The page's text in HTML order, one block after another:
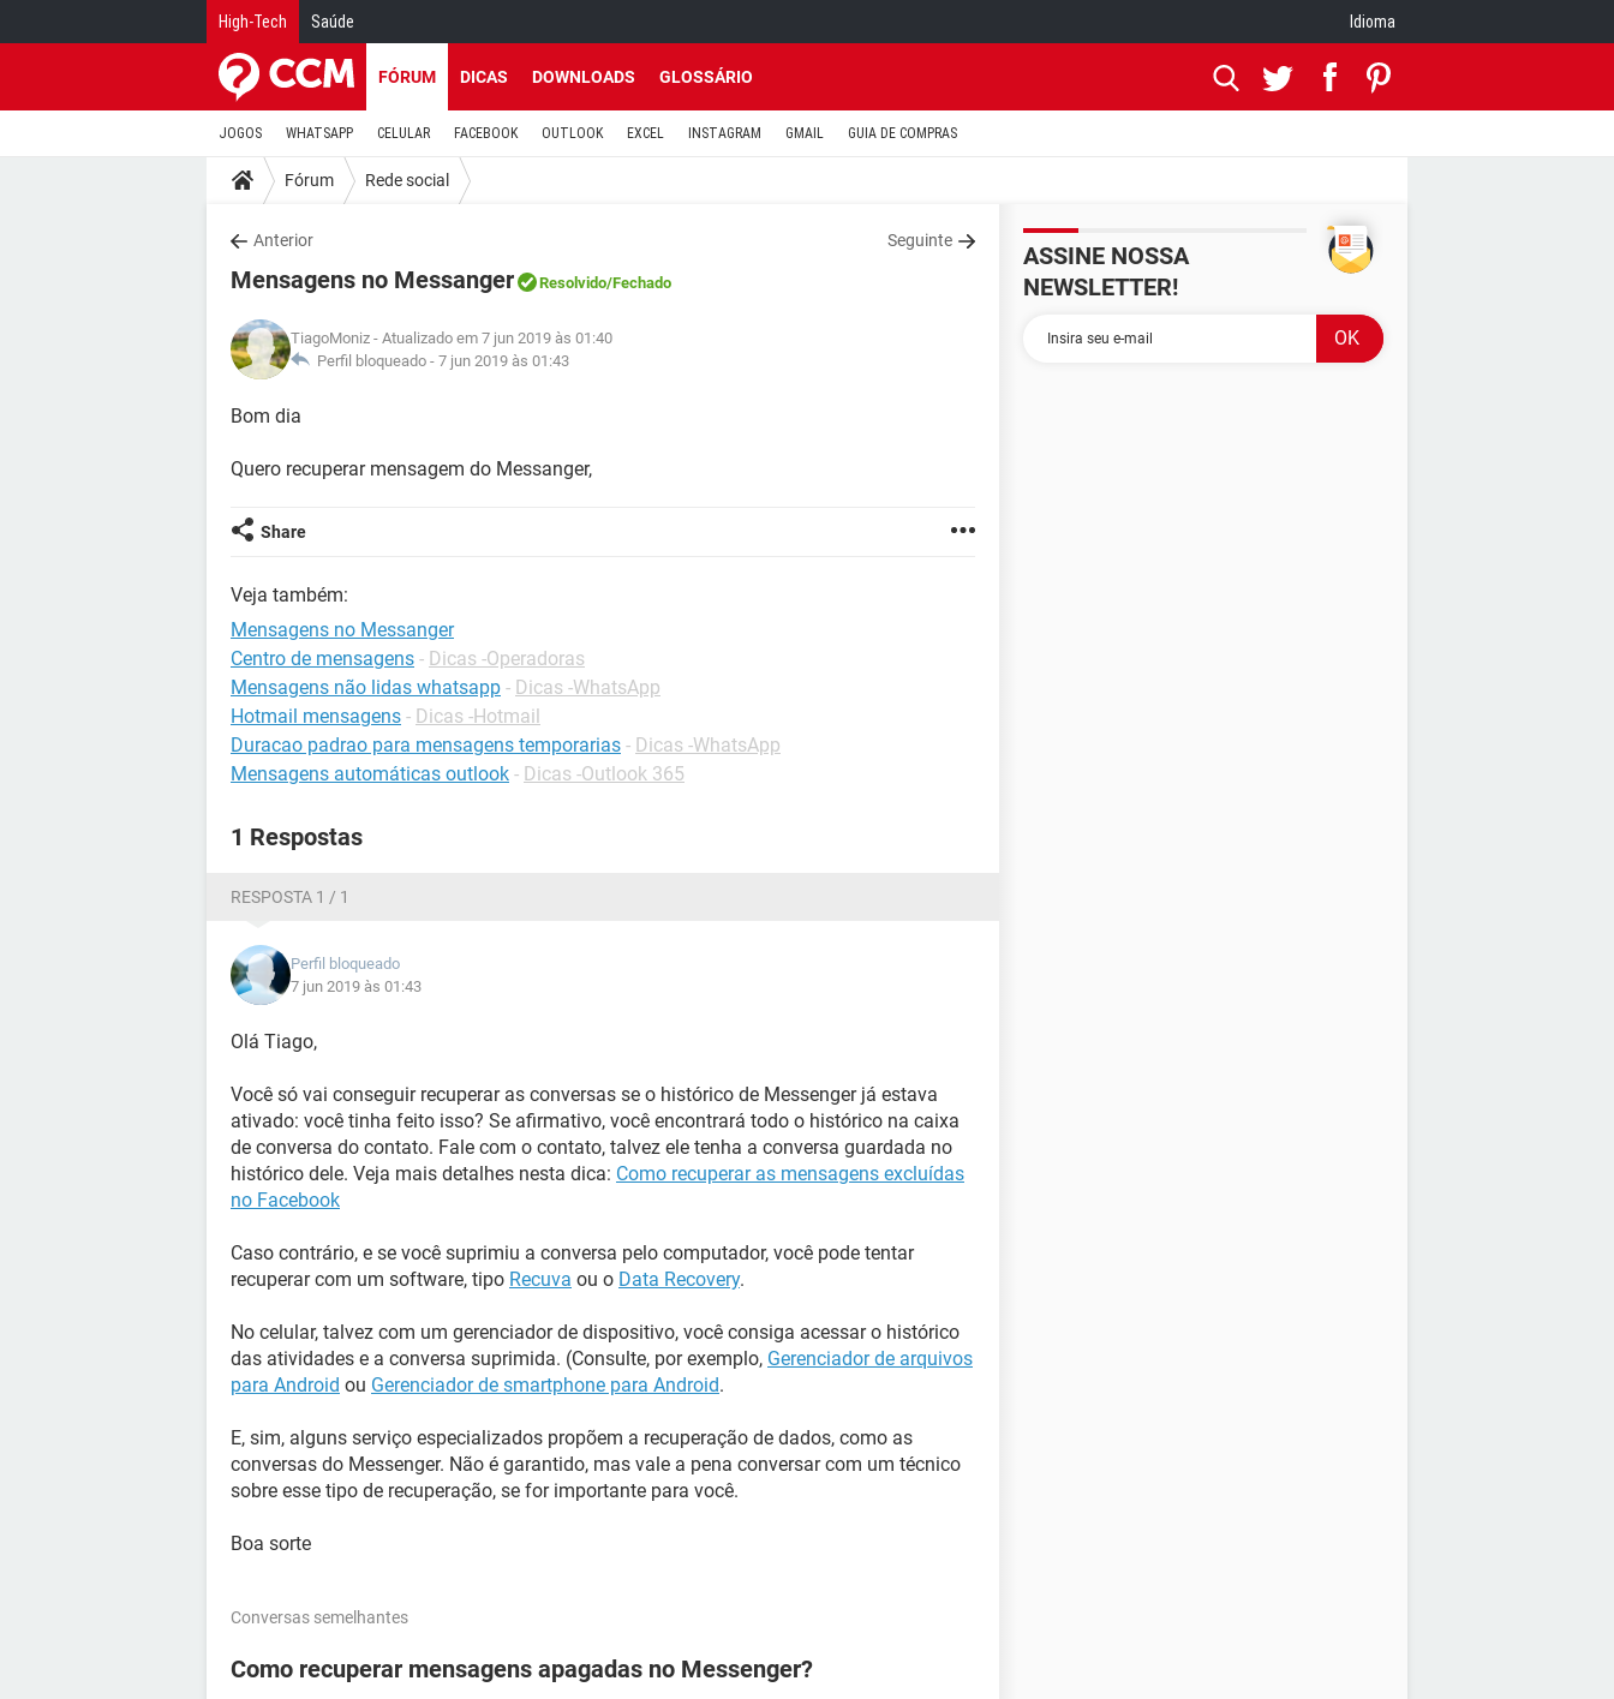
High-Tech Saúde Idioma
FÓRUM DICAS DOWNLOADS GLOSSÁRIO
JOGOS WHATSAPP CELULAR FACEBOOK OUTLOOK EXCEL INSTAGRAM GMAIL GUIA DE COMPRAS
Fórum Rede social
Anterior Seguinte
Mensagens no Messanger Resolvido/Fechado
TiagoMoniz - Atualizado em 7 jun 2019 às 01:40
Perfil bloqueado - 7 jun 2019 às 01:43
Bom dia
Quero recuperar mensagem do Messanger,
Share
Veja também:
Mensagens no Messanger
Centro de mensagens - Dicas -Operadoras
Mensagens não lidas whatsapp - Dicas -WhatsApp
Hotmail mensagens - Dicas -Hotmail
Duracao padrao para mensagens temporarias - Dicas -WhatsApp
Mensagens automáticas outlook - Dicas -Outlook 365
1 Respostas
RESPOSTA 1 / 1
Perfil bloqueado
7 jun 2019 às 01:43
Olá Tiago,
Você só vai conseguir recuperar as conversas se o histórico de Messenger já estava
ativado: você tinha feito isso? Se afirmativo, você encontrará todo o histórico na caixa
de conversa do contato. Fale com o contato, talvez ele tenha a conversa guardada no
histórico dele. Veja mais detalhes nesta dica: Como recuperar as mensagens excluídas
no Facebook
Caso contrário, e se você suprimiu a conversa pelo computador, você pode tentar
recuperar com um software, tipo Recuva ou o Data Recovery.
No celular, talvez com um gerenciador de dispositivo, você consiga acessar o histórico
das atividades e a conversa suprimida. (Consulte, por exemplo, Gerenciador de arquivos
para Android ou Gerenciador de smartphone para Android.
E, sim, alguns serviço especializados propõem a recuperação de dados, como as
conversas do Messenger. Não é garantido, mas vale a pena conversar com um técnico
sobre esse tipo de recuperação, se for importante para você.
Boa sorte
Conversas semelhantes
Como recuperar mensagens apagadas no Messenger?
ASSINE NOSSA
NEWSLETTER!